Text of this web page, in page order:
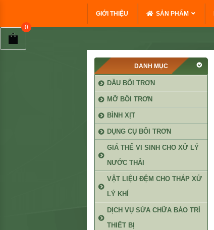
GIỚI THIỆU SẢN PHẨM
DANH MỤC
DẦU BÔI TRƠN
MỠ BÔI TRƠN
BÌNH XỊT
DỤNG CỤ BÔI TRƠN
GIÁ THỂ VI SINH CHO XỬ LÝ
NƯỚC THẢI
VẬT LIỆU ĐỆM CHO THÁP XỬ
LÝ KHÍ
DỊCH VỤ SỬA CHỮA BẢO TRÌ
THIẾT BỊ